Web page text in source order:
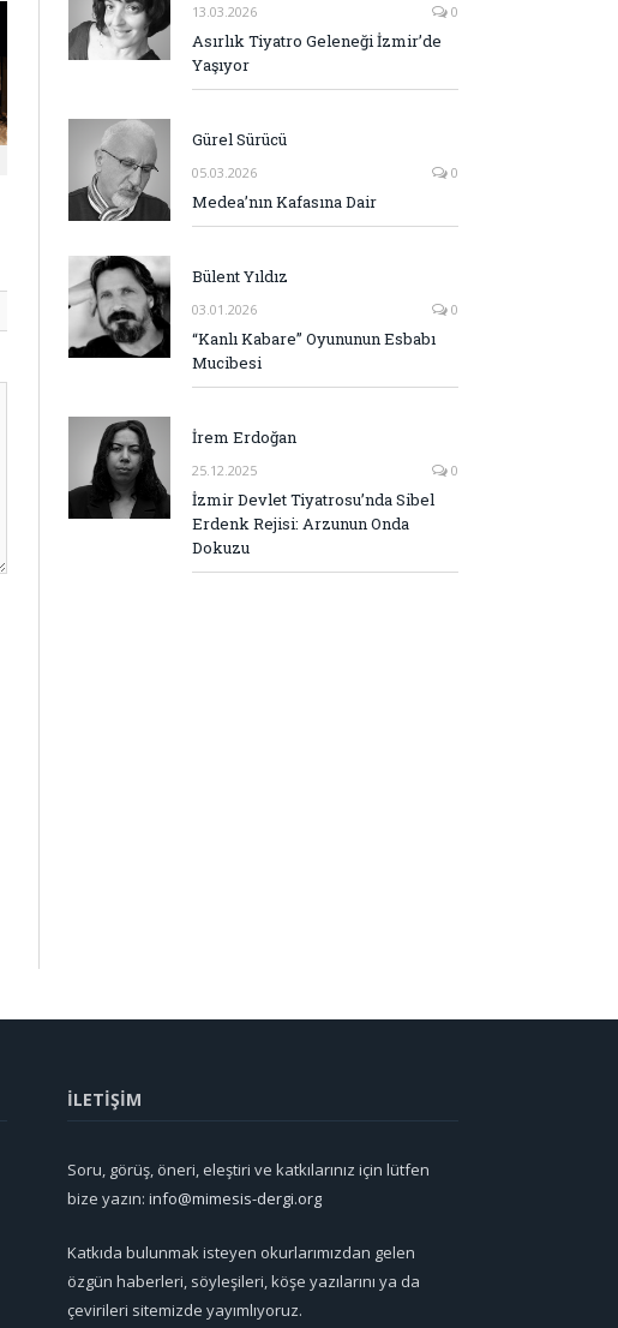
13.03.2026 0
Asırlık Tiyatro Geleneği İzmir’de
Yaşıyor
Gürel Sürücü
05.03.2026 0
Medea’nın Kafasına Dair
Bülent Yıldız
03.01.2026 0
“Kanlı Kabare” Oyununun Esbabı
Mucibesi
İrem Erdoğan
25.12.2025 0
İzmir Devlet Tiyatrosu’nda Sibel
Erdenk Rejisi: Arzunun Onda
Dokuzu
İLETİŞİM
Soru, görüş, öneri, eleştiri ve katkılarınız için lütfen
bize yazın: info@mimesis-dergi.org
Katkıda bulunmak isteyen okurlarımızdan gelen
özgün haberleri, söyleşileri, köşe yazılarını ya da
çevirileri sitemizde yayımlıyoruz.